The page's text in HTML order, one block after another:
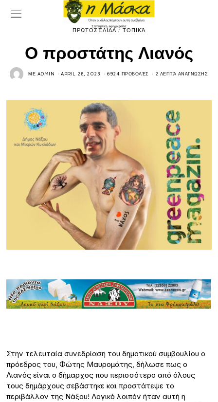
ΠΡΩΤΟΣΈΛΙΔΑ / ΤΟΠΙΚΆ
Ο προστάτης Λιανός
ΜΕ ADMIN APRIL 28, 2023 6924 ΠΡΟΒΟΛΈΣ 2 ΛΕΠΤΆ ΑΝΆΓΝΩΣΗΣ
Στην τελευταία συνεδρίαση του δημοτικού συμβουλίου ο
πρόεδρος του, Φώτης Μαυρομάτης, δήλωσε πως ο
Λιανός είναι ο δήμαρχος που περισσότερο από όλους
τους δημάρχους σεβάστηκε και προστάτεψε το
περιβάλλον της Νάξου! Λογικό λοιπόν ήταν αυτή η